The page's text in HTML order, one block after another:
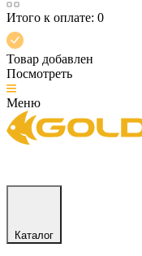
Итого к оплате: 0
Товар добавлен
Посмотреть
Меню
Каталог